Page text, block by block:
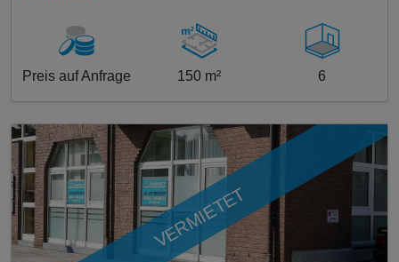
Preis auf Anfrage 150 m² 6
VERMIETET